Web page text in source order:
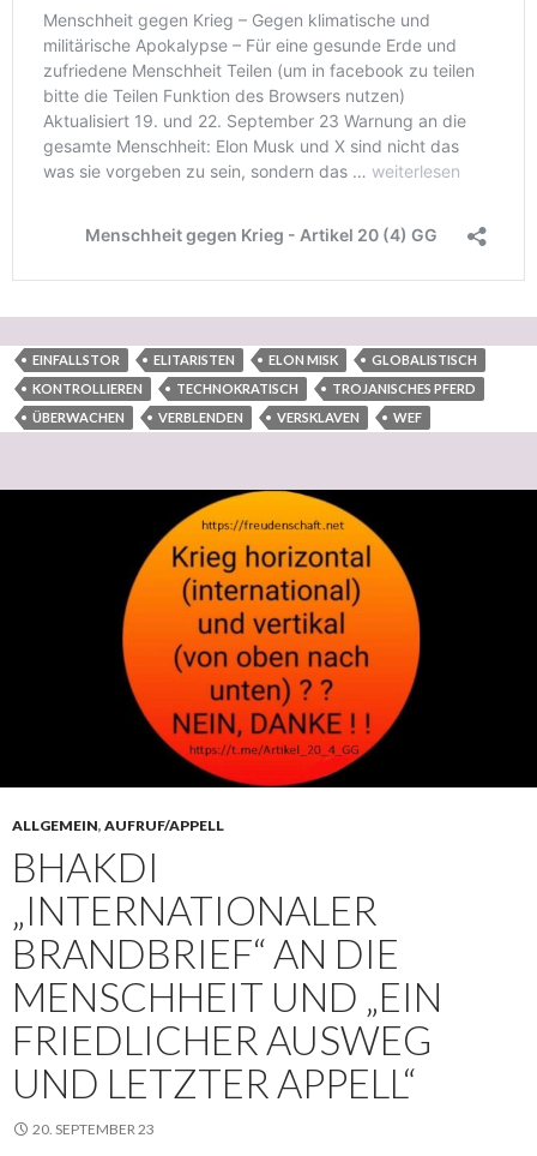
EINFALLSTOR ELITARISTEN ELON MISK
GLOBALISTISCH
KONTROLLIEREN
TECHNOKRATISCH
TROJANISCHES PFERD
ÜBERWACHEN
VERBLENDEN VERSKLAVEN WEF
ALLGEMEIN, AUFRUF/APPELL
BHAKDI
„INTERNATIONALER
BRANDBRIEF“ AN DIE
MENSCHHEIT UND „EIN
FRIEDLICHER AUSWEG
UND LETZTER APPELL“
20. SEPTEMBER 23